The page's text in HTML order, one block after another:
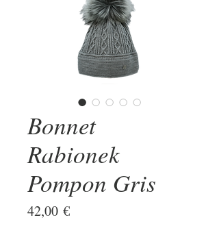
Bonnet
Rabionek
Pompon Gris
42,00 €Prix